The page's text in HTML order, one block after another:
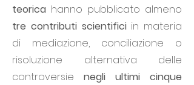
teorica hanno pubblicato almeno
tre contributi scientificiin materia
di mediazione, conciliazione o
risoluzione alternativa delle
controversie negli ultimi cinque